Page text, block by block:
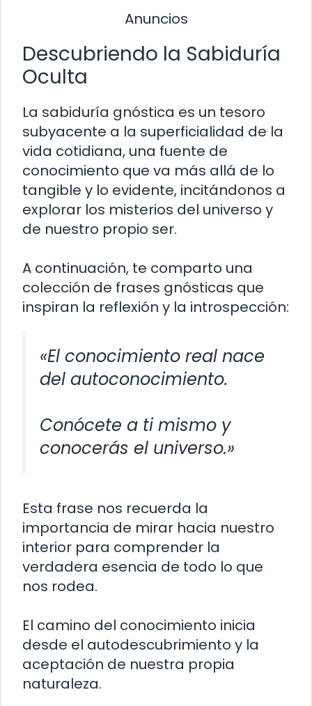
Anuncios
Descubriendo la Sabiduría
Oculta
La sabiduría gnóstica es un tesoro
subyacente a la superficialidad de la
vida cotidiana, una fuente de
conocimiento que va más allá de lo
tangible y lo evidente, incitándonos a
explorar los misterios del universo y
de nuestro propio ser.
A continuación, te comparto una
colección de frases gnósticas que
inspiran la reflexión y la introspección:
«El conocimiento real nace
del autoconocimiento.
Conócete a ti mismo y
conocerás el universo.»
Esta frase nos recuerda la
importancia de mirar hacia nuestro
interior para comprender la
verdadera esencia de todo lo que
nos rodea.
El camino del conocimiento inicia
desde el autodescubrimiento y la
aceptación de nuestra propia
naturaleza.